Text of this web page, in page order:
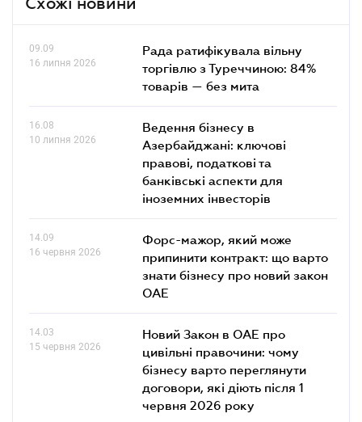
09.09
16 липня 2026
Рада ратифікувала вільну
торгівлю з Туреччиною: 84%
товарів — без мита
16.08
10 липня 2026
Ведення бізнесу в
Азербайджані: ключові
правові, податкові та
банківські аcпекти для
іноземних інвесторів
14.09
16 червня 2026
Форс-мажор, який може
припинити контракт: що варто
знати бізнесу про новий закон
ОАЕ
14.03
15 червня 2026
Новий Закон в ОАЕ про
цивільні правочини: чому
бізнесу варто переглянути
договори, які діють після 1
червня 2026 року